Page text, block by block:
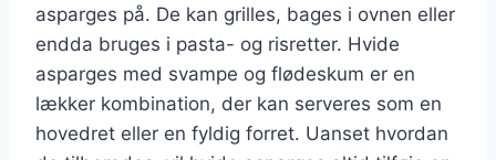
asparges på. De kan grilles, bages i ovnen eller
endda bruges i pasta- og risretter. Hvide
asparges med svampe og flødeskum er en
lækker kombination, der kan serveres som en
hovedret eller en fyldig forret. Uanset hvordan